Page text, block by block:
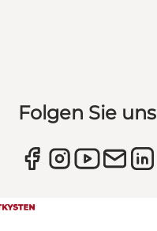
Folgen Sie uns